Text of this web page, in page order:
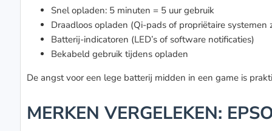
Snel opladen: 5 minuten = 5 uur gebruik
Draadloos opladen (Qi-pads of propriëtaire systemen
Batterij-indicatoren (LED’s of software notificaties)
Bekabeld gebruik tijdens opladen
De angst voor een lege batterij midden in een game is
MERKEN VERGELEKEN: